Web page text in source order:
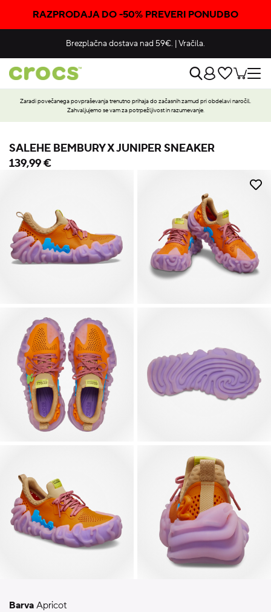
RAZPRODAJA DO -50% PREVERI PONUDBO
Brezplačna dostava nad 59€. |Vračila.
Zaradi povečanega povpraševanja trenutno prihaja do začasnih zamud pri obdelavi naročil.
Zahvaljujemo se vam za potrpežljivost in razumevanje.
SALEHE BEMBURY X JUNIPER SNEAKER
139,99 €
Barva Apricot